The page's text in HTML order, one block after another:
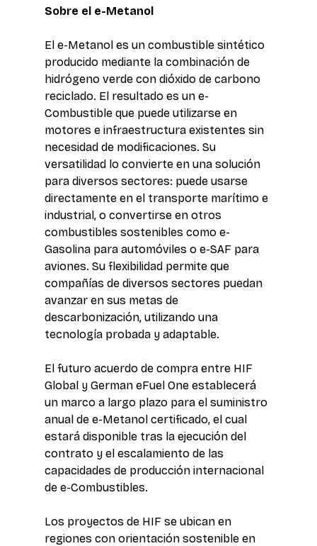
Sobre el e-Metanol
El e-Metanol es un combustible sintético
producido mediante la combinación de
hidrógeno verde con dióxido de carbono
reciclado. El resultado es un e-
Combustible que puede utilizarse en
motores e infraestructura existentes sin
necesidad de modificaciones. Su
versatilidad lo convierte en una solución
para diversos sectores: puede usarse
directamente en el transporte marítimo e
industrial, o convertirse en otros
combustibles sostenibles como e-
Gasolina para automóviles o e-SAF para
aviones. Su flexibilidad permite que
compañías de diversos sectores puedan
avanzar en sus metas de
descarbonización, utilizando una
tecnología probada y adaptable.
El futuro acuerdo de compra entre HIF
Global y German eFuel One establecerá
un marco a largo plazo para el suministro
anual de e-Metanol certificado, el cual
estará disponible tras la ejecución del
contrato y el escalamiento de las
capacidades de producción internacional
de e-Combustibles.
Los proyectos de HIF se ubican en
regiones con orientación sostenible en